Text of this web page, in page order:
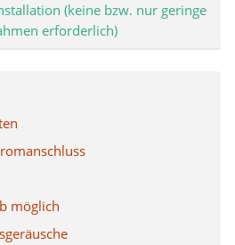
(keine bzw. nur geringe
erforderlich)
möglich